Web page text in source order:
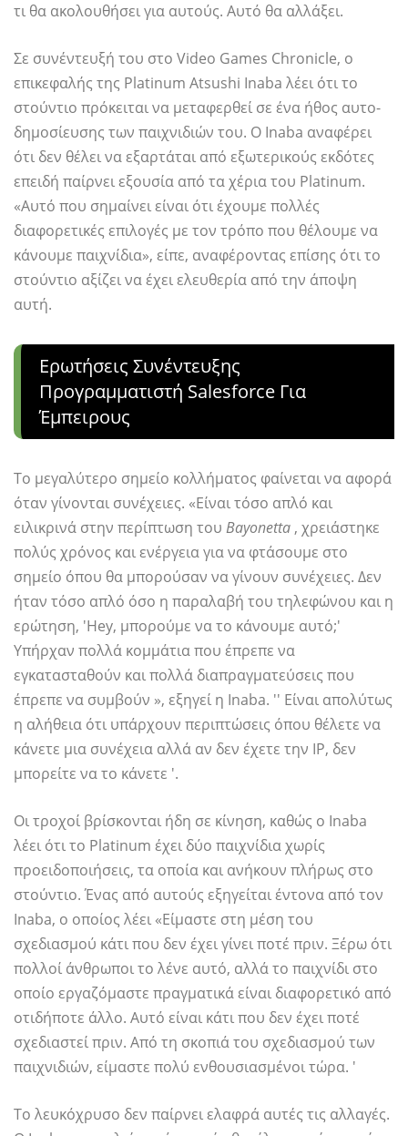
τι θα ακολουθήσει για αυτούς. Αυτό θα αλλάξει.
Σε συνέντευξή του στο Video Games Chronicle, ο
επικεφαλής της Platinum Atsushi Inaba λέει ότι το
στούντιο πρόκειται να μεταφερθεί σε ένα ήθος αυτο-
δημοσίευσης των παιχνιδιών του. Ο Inaba αναφέρει
ότι δεν θέλει να εξαρτάται από εξωτερικούς εκδότες
επειδή παίρνει εξουσία από τα χέρια του Platinum.
«Αυτό που σημαίνει είναι ότι έχουμε πολλές
διαφορετικές επιλογές με τον τρόπο που θέλουμε να
κάνουμε παιχνίδια», είπε, αναφέροντας επίσης ότι το
στούντιο αξίζει να έχει ελευθερία από την άποψη
αυτή.
Ερωτήσεις Συνέντευξης
Προγραμματιστή Salesforce Για
Έμπειρους
Το μεγαλύτερο σημείο κολλήματος φαίνεται να αφορά
όταν γίνονται συνέχειες. «Είναι τόσο απλό και
ειλικρινά στην περίπτωση του Bayonetta , χρειάστηκε
πολύς χρόνος και ενέργεια για να φτάσουμε στο
σημείο όπου θα μπορούσαν να γίνουν συνέχειες. Δεν
ήταν τόσο απλό όσο η παραλαβή του τηλεφώνου και η
ερώτηση, 'Hey, μπορούμε να το κάνουμε αυτό;'
Υπήρχαν πολλά κομμάτια που έπρεπε να
εγκατασταθούν και πολλά διαπραγματεύσεις που
έπρεπε να συμβούν », εξηγεί η Inaba. '' Είναι απολύτως
η αλήθεια ότι υπάρχουν περιπτώσεις όπου θέλετε να
κάνετε μια συνέχεια αλλά αν δεν έχετε την IP, δεν
μπορείτε να το κάνετε '.
Οι τροχοί βρίσκονται ήδη σε κίνηση, καθώς ο Inaba
λέει ότι το Platinum έχει δύο παιχνίδια χωρίς
προειδοποιήσεις, τα οποία και ανήκουν πλήρως στο
στούντιο. Ένας από αυτούς εξηγείται έντονα από τον
Inaba, ο οποίος λέει «Είμαστε στη μέση του
σχεδιασμού κάτι που δεν έχει γίνει ποτέ πριν. Ξέρω ότι
πολλοί άνθρωποι το λένε αυτό, αλλά το παιχνίδι στο
οποίο εργαζόμαστε πραγματικά είναι διαφορετικό από
οτιδήποτε άλλο. Αυτό είναι κάτι που δεν έχει ποτέ
σχεδιαστεί πριν. Από τη σκοπιά του σχεδιασμού των
παιχνιδιών, είμαστε πολύ ενθουσιασμένοι τώρα. '
Το λευκόχρυσο δεν παίρνει ελαφρά αυτές τις αλλαγές.